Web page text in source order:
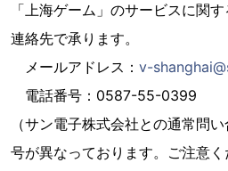
「上海ゲーム」のサービスに関
連絡先で承ります。
メールアドレス： v-
電話番号：0587-55-0399
（サン電子株式会社との通常問
号が異なっております。ご注意く